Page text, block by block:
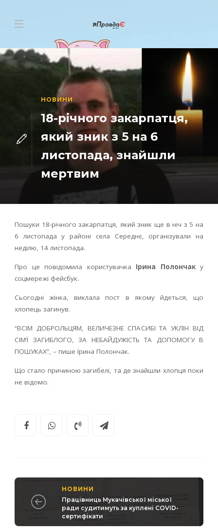
НОВИНИ
18-річного закарпатця,
який зник з 5 на 6
листопада, знайшли
мертвим
Пошуки 18-річного закарпатця, який зник ще в ніч з 5 на
6 листопада у районі села Середнє, організували на
неділю, 14 листопада.
Про це повідомила користувачка Ірина Полончаку
соцмережі фейсбук.
Сьогодні жінка, виклала пост в якому йдеться, що
хлопець загинув.
“ВСІМ ДОБРОЛЬЦЯМ, ВЕЛИЧЕЗНЕ СПАСИБІ ТА УКЛІН ВІД
СІМ’Ї ЗАГИБЛОГО, ЗА НЕБАЙДУЖІСТЬ ТА ДОПОМОГУ В
ПОШУКАХ”, – пише Ірина Полончак.
Що стало причиною загибелі, та де знайшли хлопця поки
не відомо.
НОВИНИ
Працівниць Мукачівської міської
ради судитимуть за куплені COVID-
сертифікати